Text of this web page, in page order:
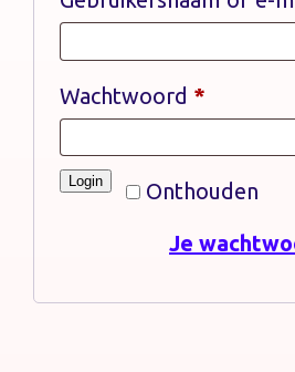
Nieuws
Artikelen
Consistories
Wachtwoord *
Onthouden
Login
Je